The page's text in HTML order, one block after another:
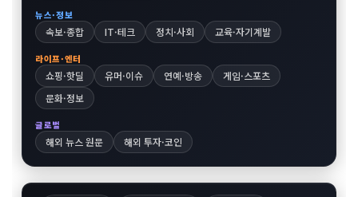
뉴스·정보
속보·종합 IT·테크 정치·사회 교육·자기계발
라이프·엔터
쇼핑·핫딜 유머·이슈 연예·방송
게임·스포츠
문화·정보
글로벌
해외 뉴스 원문 해외 투자·코인